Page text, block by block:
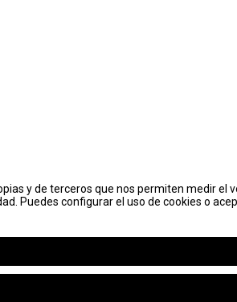
y de terceros que nos permiten medir el
Puedes configurar el uso de cookies o